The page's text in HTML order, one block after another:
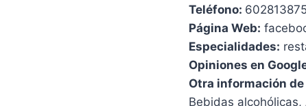
Teléfono:
Página Web:
Especialidades:
Opiniones en
Otra información
Bebidas alcohólicas,